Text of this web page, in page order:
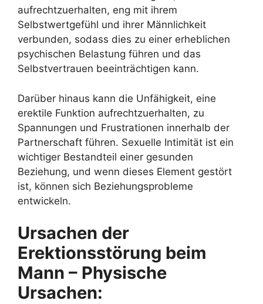
aufrechtzuerhalten, eng mit ihrem
Selbstwertgefühl und ihrer Männlichkeit
verbunden, sodass dies zu einer erheblichen
psychischen Belastung führen und das
Selbstvertrauen beeinträchtigen kann.
Darüber hinaus kann die Unfähigkeit, eine
erektile Funktion aufrechtzuerhalten, zu
Spannungen und Frustrationen innerhalb der
Partnerschaft führen. Sexuelle Intimität ist ein
wichtiger Bestandteil einer gesunden
Beziehung, und wenn dieses Element gestört
ist, können sich Beziehungsprobleme
entwickeln.
Ursachen der
Erektionsstörung beim
Mann – Physische
Ursachen: